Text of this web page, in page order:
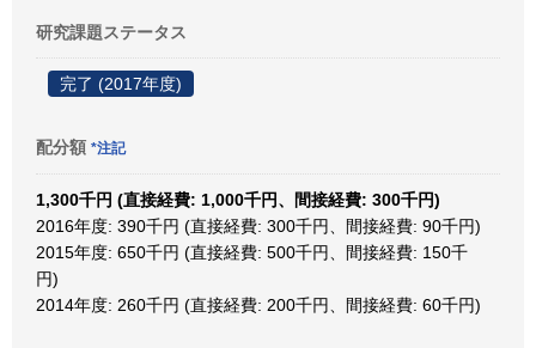
研究課題ステータス
完了 (2017年度)
配分額 *注記
1,300千円 (直接経費: 1,000千円、間接経費: 300千円)
2016年度: 390千円 (直接経費: 300千円、間接経費: 90千円)
2015年度: 650千円 (直接経費: 500千円、間接経費: 150千
円)
2014年度: 260千円 (直接経費: 200千円、間接経費: 60千円)